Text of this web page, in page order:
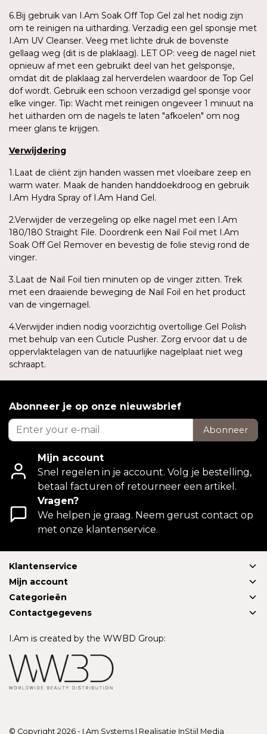
6.Bij gebruik van I.Am Soak Off Top Gel zal het nodig zijn
om te reinigen na uitharding. Verzadig een gel sponsje met
I.Am UV Cleanser. Veeg met lichte druk de bovenste
gellaag weg (dit is de plaklaag). LET OP: veeg de nagel niet
opnieuw af met een gebruikt deel van het gelsponsje,
omdat dit de plaklaag zal herverdelen waardoor de Top Gel
dof wordt. Gebruik een schoon verzadigd gel sponsje voor
elke vinger. Tip: Wacht met reinigen ongeveer 1 minuut na
het uitharden om de nagels te laten "afkoelen" om nog
meer glans te krijgen.
Verwijdering
1.Laat de cliënt zijn handen wassen met vloeibare zeep en
warm water. Maak de handen handdoekdroog en gebruik
I.Am Hydra Spray of I.Am Hand Gel.
2.Verwijder de verzegeling op elke nagel met een I.Am
180/180 Straight File. Doordrenk een Nail Foil met I.Am
Soak Off Gel Remover en bevestig de folie stevig rond de
vinger.
3.Laat de Nail Foil tien minuten op de vinger zitten. Trek
met een draaiende beweging de Nail Foil en het product
van de vingernagel.
4.Verwijder indien nodig voorzichtig overtollige Gel Polish
met behulp van een Cuticle Pusher. Zorg ervoor dat u de
oppervlaktelagen van de natuurlijke nagelplaat niet weg
schraapt.
Abonneer je op onze nieuwsbrief
Abonneer
Mijn account
Snel regelen in je account. Volg je bestelling,
betaal facturen of retourneer een artikel.
Vragen?
We helpen je graag. Neem gerust contact op
met onze klantenservice.
Klantenservice
Mijn account
Categorieën
Contactgegevens
I.Am is created by the WWBD Group:
© Copyright 2026 - I.Am Systems | Realisatie InStijl Media